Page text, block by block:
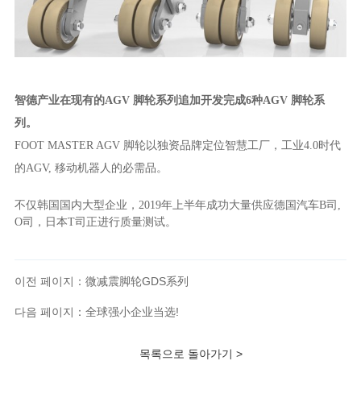
智德产业在现有的AGV 脚轮系列追加开发完成6种AGV 脚轮系
列。
FOOT MASTER AGV 脚轮以独资品牌定位智慧工厂，工业4.0时代
的AGV, 移动机器人的必需品。
不仅韩国国内大型企业， 2019年上半年成功大量供应德国汽车B司 ,
O司，日本T司正进行质量测试。
이전 페이지：微减震脚轮GDS系列
다음 페이지：全球强小企业当选!
목록으로 돌아가기 >